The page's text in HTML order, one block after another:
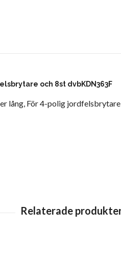
och 8st dvbKDN363F
lång, För 4-polig